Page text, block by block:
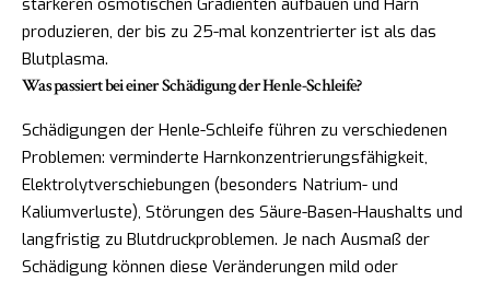
stärkeren osmotischen Gradienten aufbauen und Harn
produzieren, der bis zu 25-mal konzentrierter ist als das
Blutplasma.
Was passiert bei einer Schädigung der Henle-Schleife?
Schädigungen der Henle-Schleife führen zu verschiedenen
Problemen: verminderte Harnkonzentrierungsfähigkeit,
Elektrolytverschiebungen (besonders Natrium- und
Kaliumverluste), Störungen des Säure-Basen-Haushalts und
langfristig zu Blutdruckproblemen. Je nach Ausmaß der
Schädigung können diese Veränderungen mild oder